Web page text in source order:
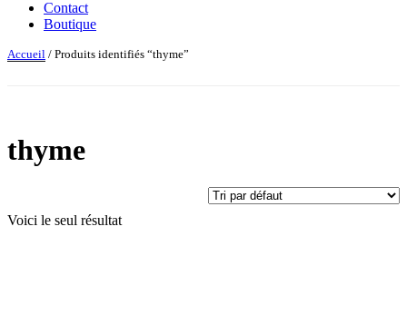
Contact
Boutique
Accueil / Produits identifiés “thyme”
thyme
Voici le seul résultat